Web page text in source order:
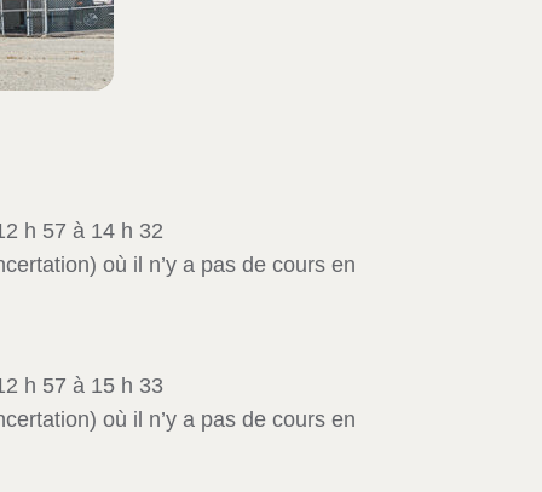
h 57 à 14 h 32
où il n’y a pas de cours en
h 57 à 15 h 33
où il n’y a pas de cours en